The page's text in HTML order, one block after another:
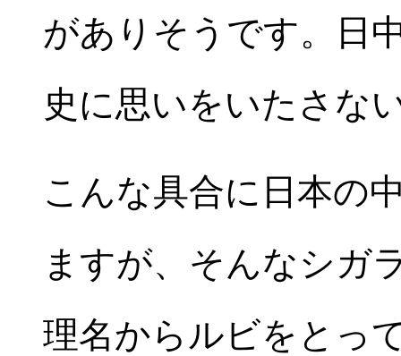
がありそうです。日
史に思いをいたさな
こんな具合に日本の
ますが、そんなシガ
理名からルビをとっ